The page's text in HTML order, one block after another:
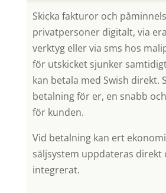
Skicka fakturor och
privatpersoner digitalt, via
verktyg eller via sms hos
för utskicket sjunker
kan betala med Swish direkt.
betalning för er, en snabb
för kunden.
Vid betalning kan ert
säljsystem uppdateras direkt
integrerat.